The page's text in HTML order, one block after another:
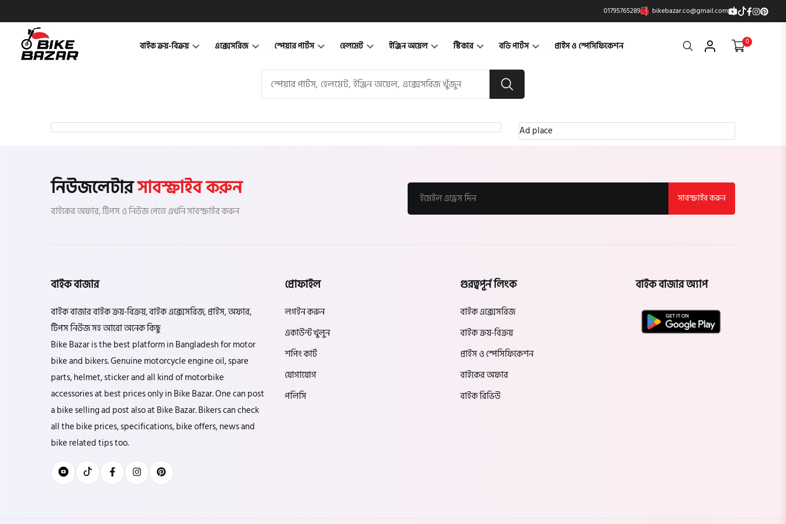
01795765289 bikebazar.co@gmail.com
বাইক ক্রয়-বিক্রয় এক্সেসরিজ স্পেয়ার পার্টস হেলমেট ইঞ্জিন অয়েল স্টিকার বডি পার্টস প্রাইস ও স্পেসিফিকেশন Search 0
Ad place
নিউজলেটারসাবস্ক্রাইব করুন
বাইকের অফার, টিপস ও নিউজ পেতে এখনি সাবস্ক্রাইব করুন
সাবস্ক্রাইব করুন
বাইক বাজার
বাইক বাজার বাইক ক্রয়-বিক্রয়, বাইক এক্সেসরিজ, প্রাইস, অফার,
টিপস নিউজ সহ আরো অনেক কিছু
Bike Bazar is the best platform in Bangladesh for motor
bike and bikers. Genuine motorcycle engine oil, spare
parts, helmet, sticker and all kind of motorbike
accessories at best prices only in Bike Bazar. One can post
a bike selling ad post also at Bike Bazar. Bikers can check
all the bike prices, specifications, bike offers, news and
bike related tips too.
প্রোফাইল
লগইন করুন
একাউন্ট খুলুন
শপিং কার্ট
যোগাযোগ
পলিসি
গুরত্বপূর্ন লিংক
বাইক এক্সেসরিজ
বাইক ক্রয়-বিক্রয়
প্রাইস ও স্পেসিফিকেশন
বাইকের অফার
বাইক রিভিউ
বাইক বাজার অ্যাপ